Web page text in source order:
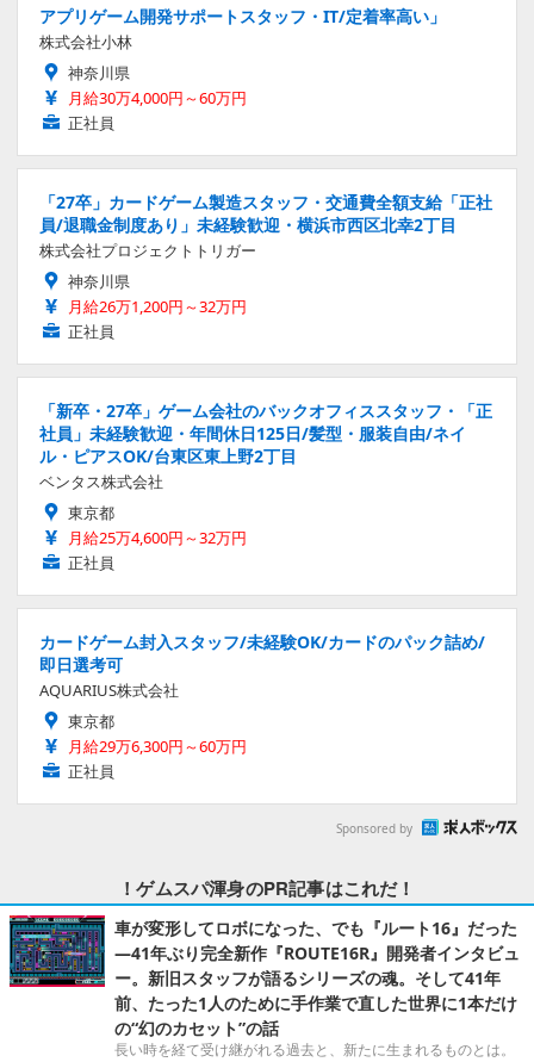
アプリゲーム開発サポートスタッフ・IT/定着率高い」
株式会社小林
神奈川県
月給30万4,000円～60万円
正社員
「27卒」カードゲーム製造スタッフ・交通費全額支給「正社
員/退職金制度あり」未経験歓迎・横浜市西区北幸2丁目
株式会社プロジェクトトリガー
神奈川県
月給26万1,200円～32万円
正社員
「新卒・27卒」ゲーム会社のバックオフィススタッフ・「正
社員」未経験歓迎・年間休日125日/髪型・服装自由/ネイ
ル・ピアスOK/台東区東上野2丁目
ベンタス株式会社
東京都
月給25万4,600円～32万円
正社員
カードゲーム封入スタッフ/未経験OK/カードのパック詰め/
即日選考可
AQUARIUS株式会社
東京都
月給29万6,300円～60万円
正社員
Sponsored by
！ゲムスパ渾身のPR記事はこれだ！
車が変形してロボになった、でも『ルート16』だった
―41年ぶり完全新作『ROUTE16R』開発者インタビュ
ー。新旧スタッフが語るシリーズの魂。そして41年
前、たった1人のために手作業で直した世界に1本だけ
の“幻のカセット”の話
長い時を経て受け継がれる過去と、新たに生まれるものとは。